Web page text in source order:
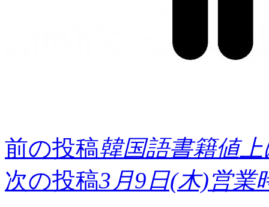
前の投稿韓国語書籍値
次の投稿3月9日(木)営業